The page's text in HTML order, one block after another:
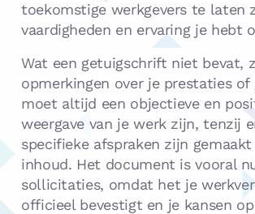
toekomstige werkgevers te laten
vaardigheden en ervaring je hebt
Wat een getuigschrift niet bevat,
opmerkingen over je prestaties of
moet altijd een objectieve en
weergave van je werk zijn, tenzij
specifieke afspraken zijn
inhoud. Het document is vooral
sollicitaties, omdat het je
officieel bevestigt en je kansen